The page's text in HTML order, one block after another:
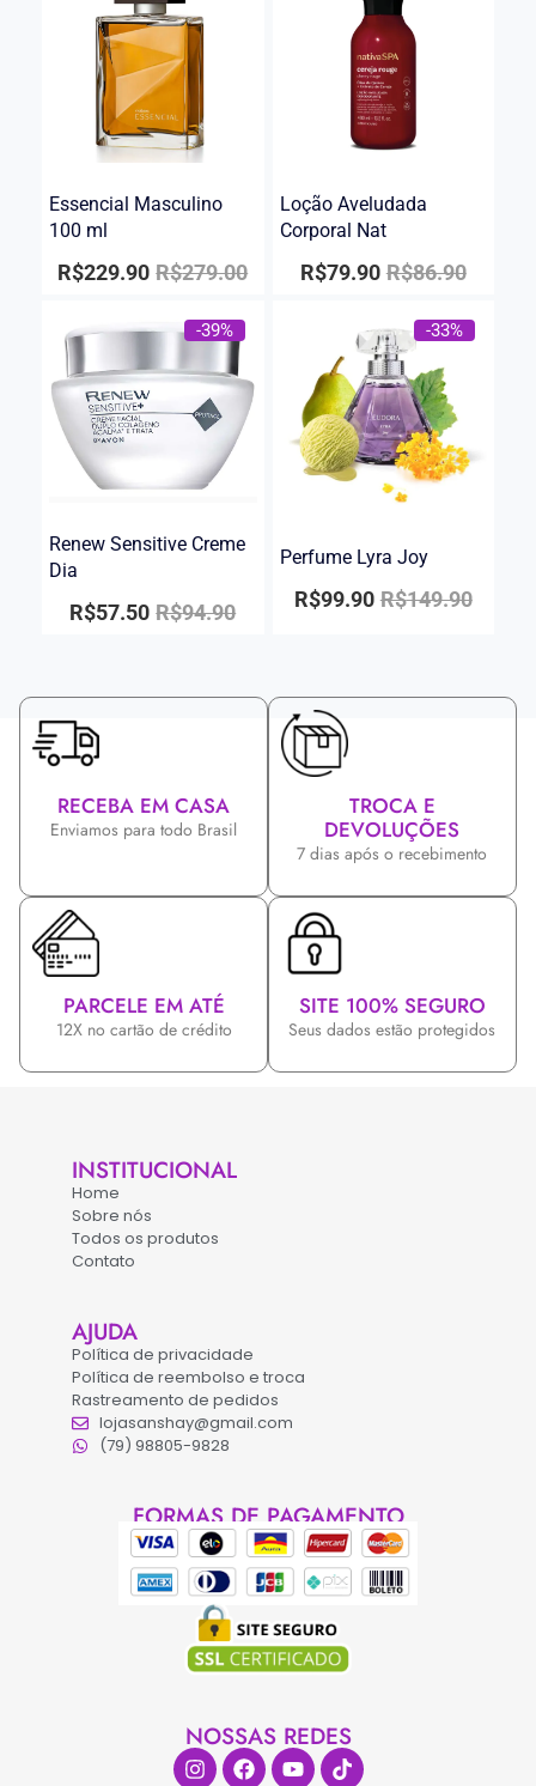
Essencial Masculino
100 ml
R$279.00
R$229.90
Loção Aveludada
Corporal Nat
R$86.90
R$79.90
-39%
Renew Sensitive Creme
Dia
R$94.90
R$57.50
-33%
Perfume Lyra Joy
R$149.90
R$99.90
RECEBA EM CASA
Enviamos para todo Brasil
TROCA E
DEVOLUÇÕES
7 dias após o recebimento
PARCELE EM ATÉ
12X no cartão de crédito
SITE 100% SEGURO
Seus dados estão protegidos
INSTITUCIONAL
Home
Sobre nós
Todos os produtos
Contato
AJUDA
Política de privacidade
Política de reembolso e troca
Rastreamento de pedidos
lojasanshay@gmail.com
(79) 98805-9828
FORMAS DE PAGAMENTO
NOSSAS REDES